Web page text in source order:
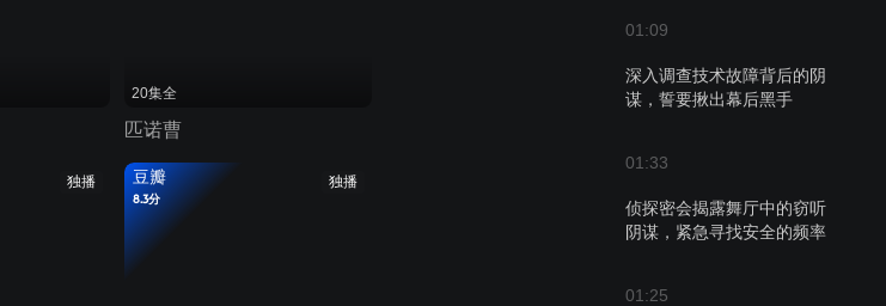
01:09
深入调查技术故障背后的阴
谋，誓要揪出幕后黑手
01:33
侦探密会揭露舞厅中的窃听
阴谋，紧急寻找安全的频率
01:25
20集全
匹诺曹
独播 独播
豆瓣
8.3分